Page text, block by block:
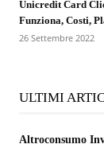
Unicredit Card
Funziona, Costi,
26 Settembre 2022
ULTIMI
Altroconsumo